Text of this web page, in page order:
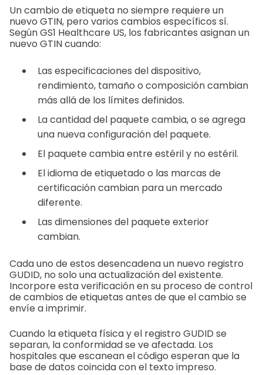
Un cambio de etiqueta no siempre requiere un
nuevo GTIN, pero varios cambios específicos sí.
Según GS1 Healthcare US, los fabricantes asignan un
nuevo GTIN cuando:
Las especificaciones del dispositivo,
rendimiento, tamaño o composición cambian
más allá de los límites definidos.
La cantidad del paquete cambia, o se agrega
una nueva configuración del paquete.
El paquete cambia entre estéril y no estéril.
El idioma de etiquetado o las marcas de
certificación cambian para un mercado
diferente.
Las dimensiones del paquete exterior
cambian.
Cada uno de estos desencadena un nuevo registro
GUDID, no solo una actualización del existente.
Incorpore esta verificación en su proceso de control
de cambios de etiquetas antes de que el cambio se
envíe a imprimir.
Cuando la etiqueta física y el registro GUDID se
separan, la conformidad se ve afectada. Los
hospitales que escanean el código esperan que la
base de datos coincida con el texto impreso.